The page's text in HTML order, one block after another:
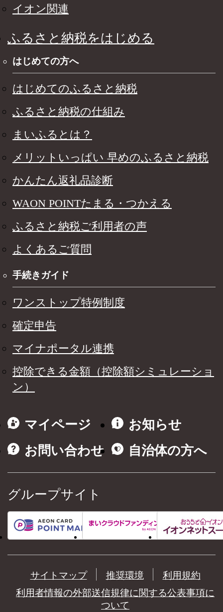
イオン関連
ふるさと納税をはじめる
はじめての方へ
はじめてのふるさと納税
ふるさと納税の仕組み
まいふるとは？
メリットいっぱい 早めのふるさと納税
かんたん返礼品診断
WAON POINTたまる・つかえる
ふるさと納税ご利用者の声
よくあるご質問
手続きガイド
ワンストップ特例制度
確定申告
マイナポータル連携
控除できる金額（控除額シミュレーショ
ン）
マイページ
お知らせ
お問い合わせ
自治体の方へ
グループサイト
サイトマップ 推奨環境
利用規約
利用者情報の外部送信規律に関する公表事項に
ついて